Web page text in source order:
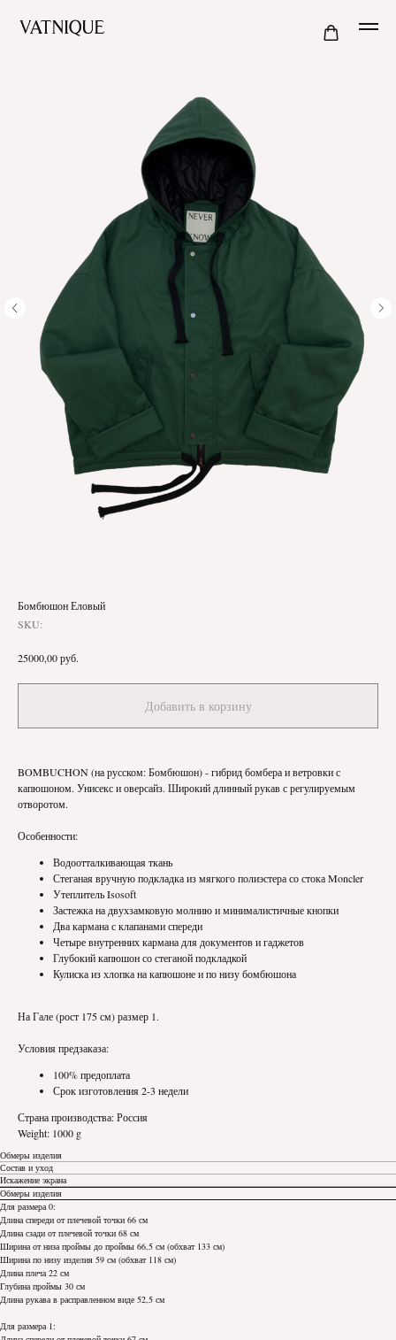
Бомбюшон Еловый
SKU:
25000,00руб.
Добавить в корзину
BOMBUCHON (на русском: Бомбюшон) - гибрид бомбера и ветровки с
капюшоном. Унисекс и оверсайз. Широкий длинный рукав с регулируемым
отворотом.
Особенности:
Водоотталкивающая ткань
Стеганая вручную подкладка из мягкого полиэстера со стока Moncler
Утеплитель Isosoft
Застежка на двухзамковую молнию и минималистичные кнопки
Два кармана с клапанами спереди
Четыре внутренних кармана для документов и гаджетов
Глубокий капюшон со стеганой подкладкой
Кулиска из хлопка на капюшоне и по низу бомбюшона
На Гале (рост 175 см) размер 1.
Условия предзаказа:
100% предоплата
Срок изготовления 2-3 недели
Страна производства: Россия
Weight: 1000 g
Обмеры изделия
Состав и уход
Искажение экрана
Обмеры изделия
Для размера 0:
Длина спереди от плечевой точки 66 см
Длина сзади от плечевой точки 68 см
Ширина от низа проймы до проймы 66,5 см (обхват 133 см)
Ширина по низу изделия 59 см (обхват 118 см)
Длина плеча 22 см
Глубина проймы 30 см
Длина рукава в расправленном виде 52,5 см
Для размера 1: